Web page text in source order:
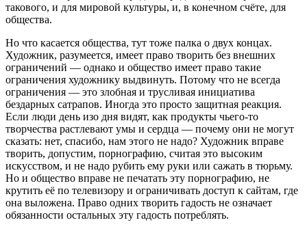
такового, и для мировой культуры, и, в конечном счёте, для
общества.
Но что касается общества, тут тоже палка о двух концах.
Художник, разумеется, имеет право творить без внешних
ограничений — однако и общество имеет право такие
ограничения художнику выдвинуть. Потому что не всегда
ограничения — это злобная и трусливая инициатива
бездарных сатрапов. Иногда это просто защитная реакция.
Если люди день изо дня видят, как продукты чьего-то
творчества растлевают умы и сердца — почему они не могут
сказать: нет, спасибо, нам этого не надо? Художник вправе
творить, допустим, порнографию, считая это высоким
искусством, и не надо рубить ему руки или сажать в тюрьму.
Но и общество вправе не печатать эту порнографию, не
крутить её по телевизору и ограничивать доступ к сайтам, где
она выложена. Право одних творить гадость не означает
обязанности остальных эту гадость потреблять.